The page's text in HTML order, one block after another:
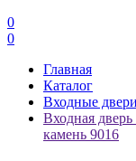
0
0
Главная
Каталог
Входные двери
Входная
камень 9016